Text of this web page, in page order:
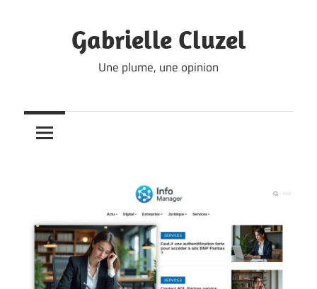
Gabrielle Cluzel
Une plume, une opinion